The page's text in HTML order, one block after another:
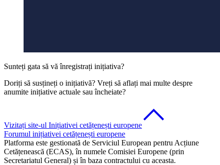
Sunteți gata să vă înregistrați inițiativa?
Doriți să susțineți o inițiativă? Vreți să aflați mai multe despre
anumite inițiative actuale sau încheiate?
Vizitați site-ul Inițiativei cetățenești europene
Forumul inițiativei cetățenești europene
Platforma este gestionată de Serviciul European pentru Acțiune
Cetățenească (ECAS), în numele Comisiei Europene (prin
Secretariatul General) și în baza contractului cu aceasta.